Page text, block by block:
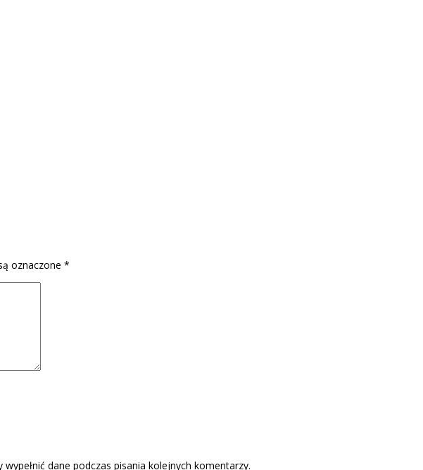
oznaczone *
dane podczas pisania kolejnych komentarzy.